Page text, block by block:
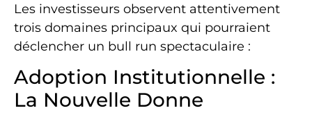
Les investisseurs observent attentivement
trois domaines principaux qui pourraient
déclencher un bull run spectaculaire :
Adoption Institutionnelle :
La Nouvelle Donne